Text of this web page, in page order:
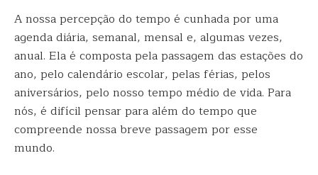
A nossa percepção do tempo é cunhada por uma
agenda diária, semanal, mensal e, algumas vezes,
anual. Ela é composta pela passagem das estações do
ano, pelo calendário escolar, pelas férias, pelos
aniversários, pelo nosso tempo médio de vida. Para
nós, é difícil pensar para além do tempo que
compreende nossa breve passagem por esse
mundo.